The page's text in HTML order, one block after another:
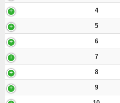
4
5
6
7
8
9